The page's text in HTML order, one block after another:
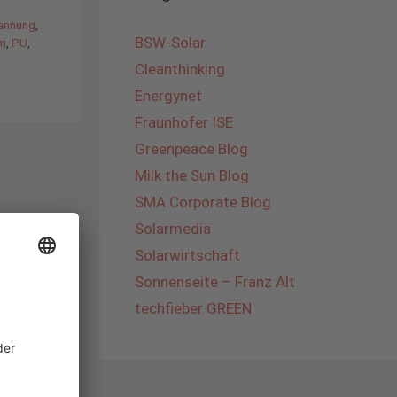
PU
BSW-Solar
Cleanthinking
Energynet
Fraunhofer ISE
Greenpeace Blog
Milk the Sun Blog
SMA Corporate Blog
Solarmedia
Solarwirtschaft
Sonnenseite – Franz Alt
techfieber GREEN